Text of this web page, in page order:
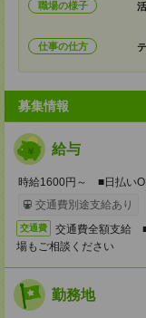
職場の様子
仕事の仕方
募集情報
給与
時給1600円～ ■日払い
交通費別途支給あり
交通費
交通費全額支給
場もご相談ください
勤務地